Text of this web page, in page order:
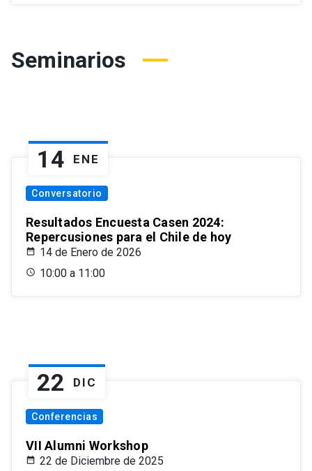
Seminarios
14 ENE
Conversatorio
Resultados Encuesta Casen 2024:
Repercusiones para el Chile de hoy
14 de Enero de 2026
10:00 a 11:00
22 DIC
Conferencias
VII Alumni Workshop
22 de Diciembre de 2025